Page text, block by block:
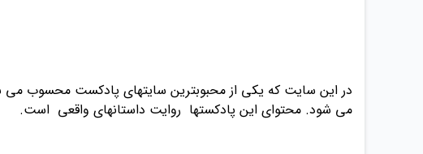
در این سایت که یکی از محبوبترین سایتهای پادکست محسوب می
می شود. محتوای این پادکستها روایت داستانهای واقعی است.